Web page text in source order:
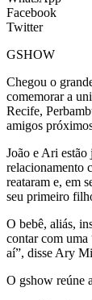
Facebook
Twitter
GSHOW
Chegou o
comemorar a
Recife,
amigos
João e Ari
relacionamento
reataram e, em
seu primeiro
O bebê, aliás,
contar com uma
aí”, disse Ary
O gshow reúne